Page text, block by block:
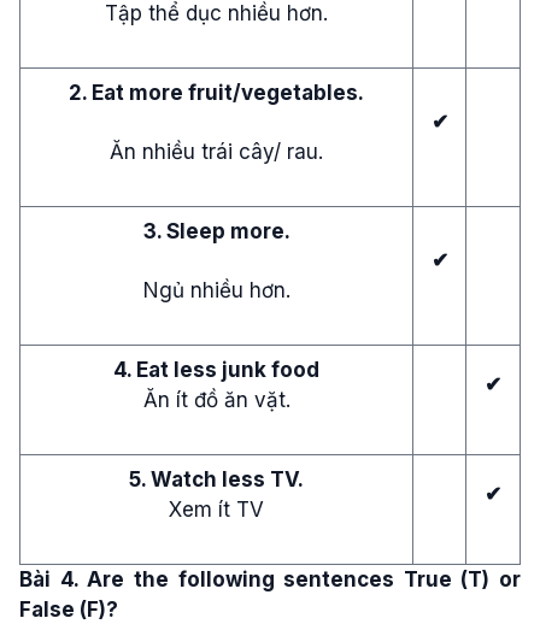
Tập thể dục nhiều hơn.
2. Eat more fruit/vegetables.
Ăn nhiều trái cây/ rau.
✔
3. Sleep more.
Ngủ nhiều hơn.
✔
4. Eat less junk food
Ăn ít đồ ăn vặt.
✔
5. Watch less TV.
Xem ít TV
✔
Bài 4. Are the following sentences True (T) or
False (F)?